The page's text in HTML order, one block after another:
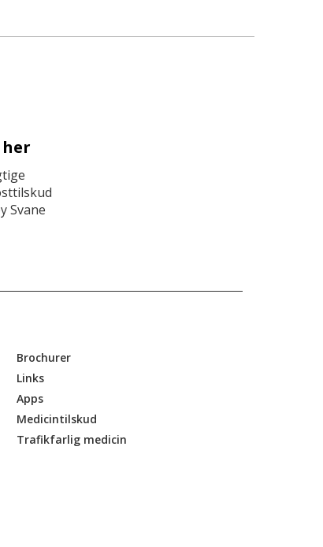
Svane
Brochurer
Links
Apps
Medicintilskud
Trafikfarlig medicin